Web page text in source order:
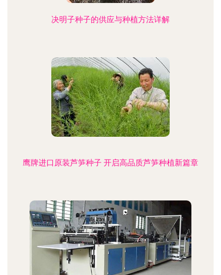
决明子种子的供应与种植方法详解
鹰牌进口原装芦笋种子 开启高品质芦笋种植新篇章